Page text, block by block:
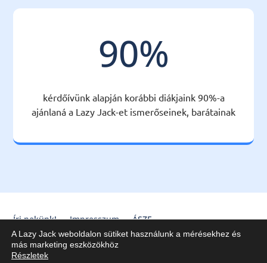
90%
kérdőívünk alapján korábbi diákjaink 90%-a
ajánlaná a Lazy Jack-et ismerőseinek, barátainak
Írj nekünk! Impresszum
ÁSZF
Lazy Jack Kft. © 2020-2025
A Lazy Jack weboldalon sütiket használunk a mérésekhez és
más marketing eszközökhöz
Részletek